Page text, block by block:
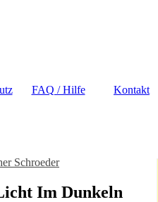
FAQ / Hilfe Kontakt
Schroeder
Im Dunkeln